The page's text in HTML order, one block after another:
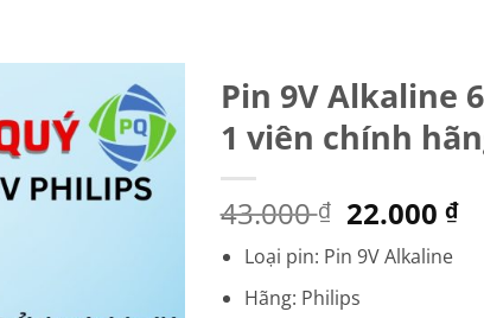
Pin 9V Alkaline
1 viên chính
43.000₫ Giá
gốc
là:
43.000 ₫.
22.000 ₫Giá
Loại pin: Pin 9V Alkaline
Hãng: Philips